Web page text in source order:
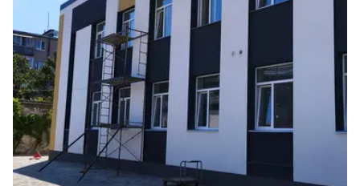
ОБ'ЄКТА: Власна кухня та власний санвузол після ремонту 2024
року, свіже та чисте. Встановлено МПО.Кімната в стані під
ремонт — потрібні мінімальні вкладення, щоб запустити об'єкт в
оренду та отримувати пасивний дохід.